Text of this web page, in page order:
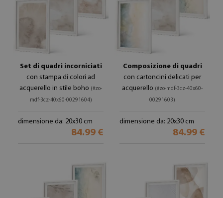
Set di quadri incorniciati
con stampa di colori ad
acquerello in stile boho (#zo-
mdf-3cz-40x60-00291604)
dimensione da: 20x30 cm
84.99 €
Composizione di quadri
con cartoncini delicati per
acquerello (#zo-mdf-3cz-40x60-
00291603)
dimensione da: 20x30 cm
84.99 €